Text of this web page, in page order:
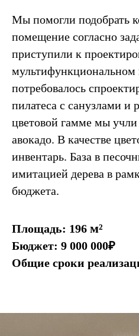
Мы помогли подобрать
помещение согласно
приступили к
мультифункциональном
потребовалось
пилатеса с санузлами и
цветовой гамме мы учли
авокадо. В качестве
инвентарь. База в
имитацией дерева в
бюджета.
Площадь: 196 м²
Бюджет: 9 000 000₽
Общие сроки